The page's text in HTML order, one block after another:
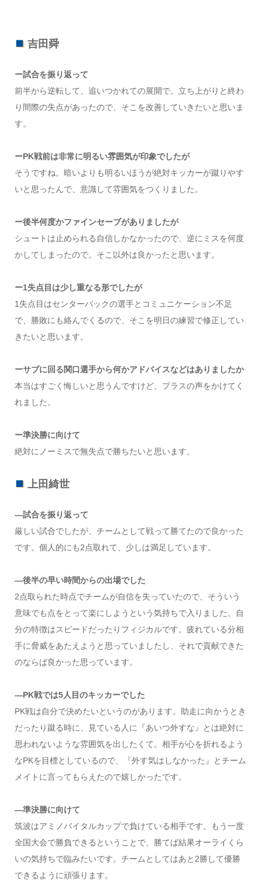
吉田舜
ー試合を振り返って
前半から逆転して、追いつかれての展開で。立ち上がりと終わ
り間際の失点があったので、そこを改善していきたいと思いま
す。
ーPK戦前は非常に明るい雰囲気が印象でしたが
そうですね。暗いよりも明るいほうが絶対キッカーが蹴りやす
いと思ったんで、意識して雰囲気をつくりました。
ー後半何度かファインセーブがありましたが
シュートは止められる自信しかなかったので、逆にミスを何度
かしてしまったので。そこ以外は良かったと思います。
ー1失点目は少し重なる形でしたが
1失点目はセンターバックの選手とコミュニケーション不足
で、勝敗にも絡んでくるので、そこを明日の練習で修正してい
きたいと思います。
ーサブに回る関口選手から何かアドバイスなどはありましたか
本当はすごく悔しいと思うんですけど、プラスの声をかけてく
れました。
ー準決勝に向けて
絶対にノーミスで無失点で勝ちたいと思います。
上田綺世
—試合を振り返って
厳しい試合でしたが、チームとして戦って勝てたので良かった
です。個人的にも2点取れて、少しは満足しています。
—後半の早い時間からの出場でした
2点取られた時点でチームが自信を失っていたので、そういう
意味でも点をとって楽にしようという気持ちで入りました。自
分の特徴はスピードだったりフィジカルです。疲れている分相
手に脅威をあたえようと思っていましたし、それで貢献できた
のならば良かった思っています。
—PK戦では5人目のキッカーでした
PK戦は自分で決めたいというのがあります。助走に向かうとき
だったり蹴る時に、見ている人に『あいつ外すな』とは絶対に
思われないような雰囲気を出したくて。相手が心を折れるよう
なPKを目標としているので、『外す気はしなかった』とチーム
メイトに言ってもらえたので嬉しかったです。
—準決勝に向けて
筑波はアミノバイタルカップで負けている相手です。もう一度
全国大会で勝負できるということで、勝てば結果オーライくら
いの気持ちで臨みたいです。チームとしてはあと2勝して優勝
できるように頑張ります。